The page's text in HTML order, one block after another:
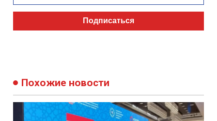
Подписаться
Похожие новости